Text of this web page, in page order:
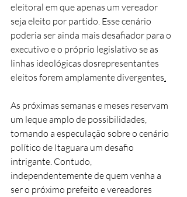
eleitoral em que apenas um vereador
seja eleito por partido. Esse cenário
poderia ser ainda mais desafiador para o
executivo e o próprio legislativo se as
linhas ideológicas dosrepresentantes
eleitos forem amplamente divergentes.
As próximas semanas e meses reservam
um leque amplo de possibilidades,
tornando a especulação sobre o cenário
político de Itaguara um desafio
intrigante. Contudo,
independentemente de quem venha a
ser o próximo prefeito e vereadores